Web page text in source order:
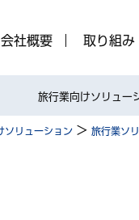
会社概要 取り組み
旅行業向けソリュー
ソリューション> 旅行業ソ